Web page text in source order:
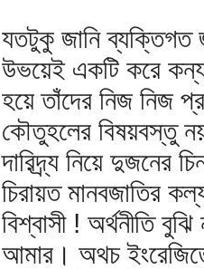
যতটুকু জানি ব্যক্তিগত
উভয়েই একটি করে
হয়ে তাঁদের নিজ নিজ
কৌতুহলের বিষয়বস্তু
দারিদ্র্য নিয়ে দুজনের
চিরায়ত মানবজাতির
বিশ্বাসী ! অর্থনীতি
আমার। অথচ